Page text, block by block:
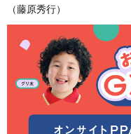
（藤原秀行）